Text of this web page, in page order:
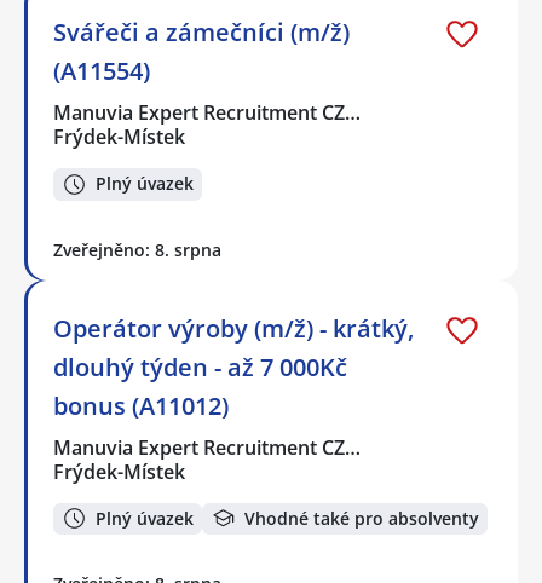
Svářeči a zámečníci (m/ž)
(A11554)
Manuvia Expert Recruitment CZ…
Frýdek-Místek
Plný úvazek
Zveřejněno: 8. srpna
Operátor výroby (m/ž) - krátký,
dlouhý týden - až 7 000Kč
bonus (A11012)
Manuvia Expert Recruitment CZ…
Frýdek-Místek
Plný úvazek Vhodné také pro absolventy